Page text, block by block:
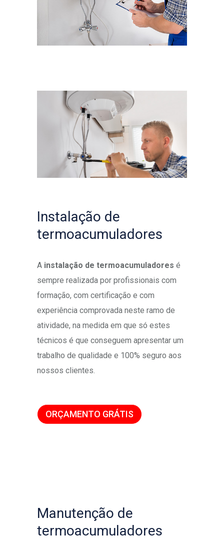
Instalação de
termoacumuladores
A instalação de termoacumuladores é
sempre realizada por profissionais com
formação, com certificação e com
experiência comprovada neste ramo de
atividade, na medida em que só estes
técnicos é que conseguem apresentar um
trabalho de qualidade e 100% seguro aos
nossos clientes.
ORÇAMENTO GRÁTIS
Manutenção de
termoacumuladores